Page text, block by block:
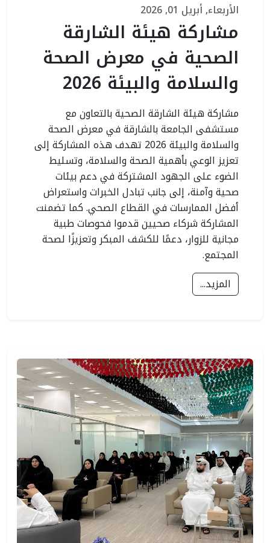
الأربعاء, أبريل 01, 2026
مشاركة هيئة الشارقة
الصحية في معرض الصحة
والسلامة والبيئة 2026
مشاركة هيئة الشارقة الصحية بالتعاون مع
مستشفى الجامعة بالشارقة في معرض الصحة
والسلامة والبيئة 2026 تهدف هذه المشاركة إلى
تعزيز الوعي بأهمية الصحة والسلامة، وتسليط
الضوء على الجهود المشتركة في دعم بيئات
صحية وآمنة، إلى جانب تبادل الخبرات واستعراض
أفضل الممارسات في القطاع الصحي. كما تضمنت
المشاركة شركاء صحيين قدموا فحوصات طبية
مجانية للزوار، دعمًا للكشف المبكر وتعزيزًا لصحة
المجتمع.
المزيد...